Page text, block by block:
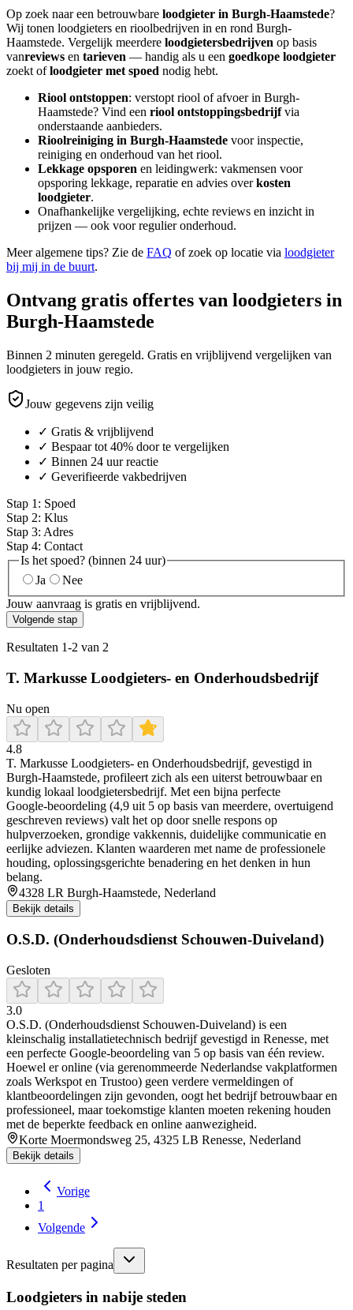
Op zoek naar een betrouwbare loodgieter in Burgh-Haamstede?
Wij tonen loodgieters en rioolbedrijven in en rond Burgh-
Haamstede. Vergelijk meerdere loodgietersbedrijven op basis
vanreviews en tarieven — handig als u een goedkope loodgieter
zoekt ofloodgieter met spoed nodig hebt.
Riool ontstoppen: verstopt riool of afvoer in Burgh-
Haamstede? Vind een riool ontstoppingsbedrijfvia
onderstaande aanbieders.
Rioolreiniging in Burgh-Haamstede voor inspectie,
reiniging en onderhoud van het riool.
Lekkage opsporen en leidingwerk: vakmensen voor
opsporing lekkage, reparatie en advies overkosten
loodgieter.
Onafhankelijke vergelijking, echte reviews en inzicht in
prijzen — ook voor regulier onderhoud.
Meer algemene tips? Zie de FAQ of zoek op locatie via loodgieter
bij mij in de buurt.
Ontvang gratis offertes van loodgieters in
Burgh-Haamstede
Binnen 2 minuten geregeld. Gratis en vrijblijvend vergelijken van
loodgieters in jouw regio.
Jouw gegevens zijn veilig
✓ Gratis & vrijblijvend
✓ Bespaar tot 40% door te vergelijken
✓ Binnen 24 uur reactie
✓ Geverifieerde vakbedrijven
Stap 1 : Spoed
Stap 2: Klus
Stap 3: Adres
Stap 4: Contact
Is het spoed? (binnen 24 uur)
Ja
Nee
Jouw aanvraag is gratis en vrijblijvend.
Volgende stap
Resultaten 1-2 van 2
T. Markusse Loodgieters- en Onderhoudsbedrijf
Nu open
4.8
T. Markusse Loodgieters‑ en Onderhoudsbedrijf, gevestigd in
Burgh‑Haamstede, profileert zich als een uiterst betrouwbaar en
kundig lokaal loodgietersbedrijf. Met een bijna perfecte
Google‑beoordeling (4,9 uit 5 op basis van meerdere, overtuigend
geschreven reviews) valt het op door snelle respons op
hulpverzoeken, grondige vakkennis, duidelijke communicatie en
eerlijke adviezen. Klanten waarderen met name de professionele
houding, oplossingsgerichte benadering en het denken in hun
belang.
4328 LR Burgh-Haamstede, Nederland
Bekijk details
O.S.D. (Onderhoudsdienst Schouwen-Duiveland)
Gesloten
3.0
O.S.D. (Onderhoudsdienst Schouwen‑Duiveland) is een
kleinschalig installatietechnisch bedrijf gevestigd in Renesse, met
een perfecte Google‑beoordeling van 5 op basis van één review.
Hoewel er online (via gerenommeerde Nederlandse vakplatformen
zoals Werkspot en Trustoo) geen verdere vermeldingen of
klantbeoordelingen zijn gevonden, oogt het bedrijf betrouwbaar en
professioneel, maar toekomstige klanten moeten rekening houden
met de beperkte feedback en online aanwezigheid.
Korte Moermondsweg 25, 4325 LB Renesse, Nederland
Bekijk details
Vorige
1
Volgende
Resultaten per pagina
Loodgieters in nabije steden